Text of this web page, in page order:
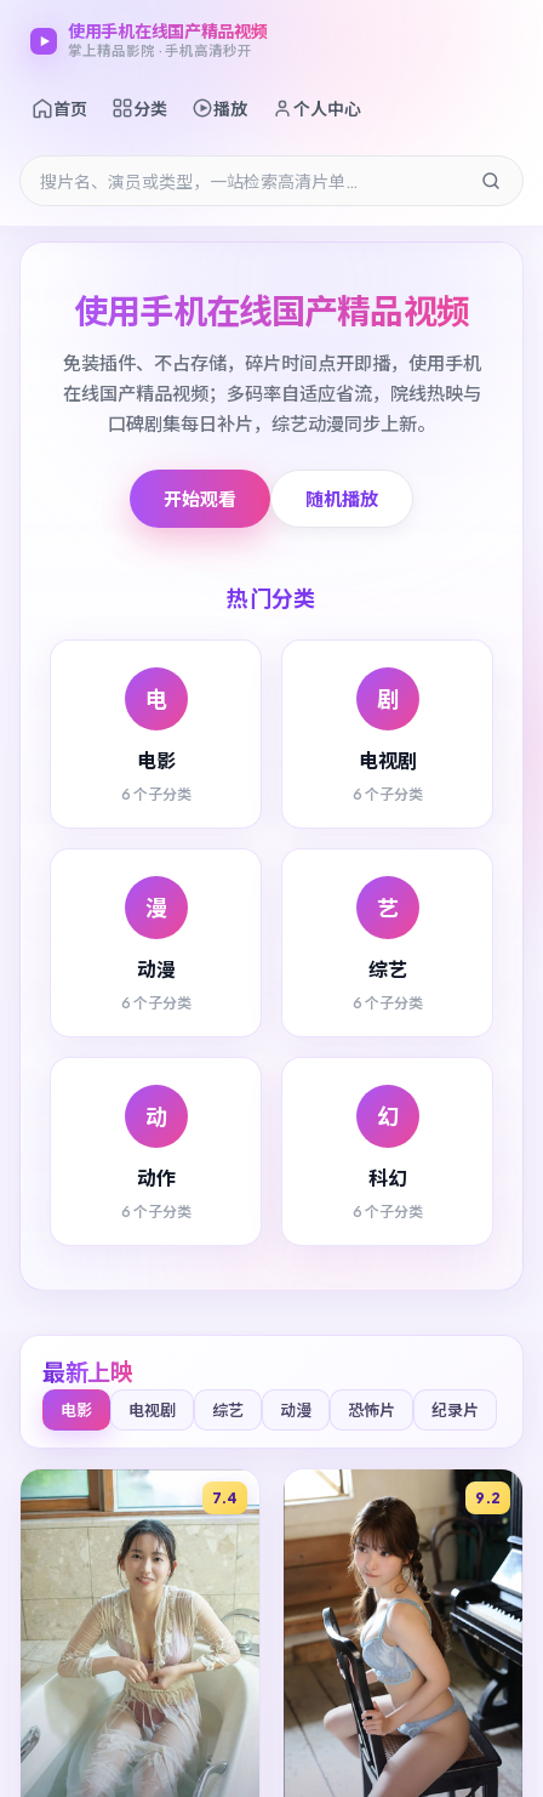
使用手机在线国产精品视频
掌上精品影院 · 手机高清秒开
首页 分类 播放 个人中心
使用手机在线国产精品视频
免装插件、不占存储，碎片时间点开即播，使用手机
在线国产精品视频；多码率自适应省流，院线热映与
口碑剧集每日补片，综艺动漫同步上新。
开始观看 随机播放
热门分类
电
电影
6 个子分类
剧
电视剧
6 个子分类
漫
动漫
6 个子分类
艺
综艺
6 个子分类
动
动作
6 个子分类
幻
科幻
6 个子分类
最新上映
电影 电视剧 综艺 动漫 恐怖片 纪录片
7.4 9.2